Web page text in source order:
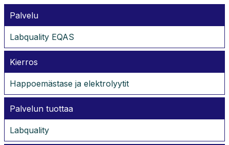
Palvelu
Labquality EQAS
Kierros
Happoemästase ja elektrolyytit
Palvelun tuottaa
Labquality